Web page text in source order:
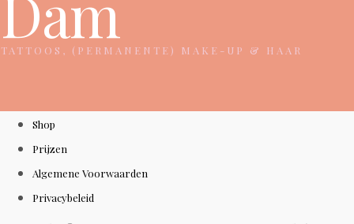
TATTOOS, (PERMANENTE) MAKE-UP & HAAR
Shop
Prijzen
Algemene Voorwaarden
Privacybeleid